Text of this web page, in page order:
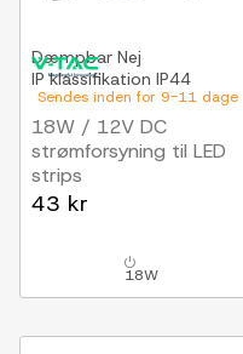
Sendes inden for 9-11 dage
Dæmpbar Nej
IP klassifikation IP44
18W / 12V DC
strømforsyning til LED
strips
1.5A, IP44 vådrum
43 kr
18W